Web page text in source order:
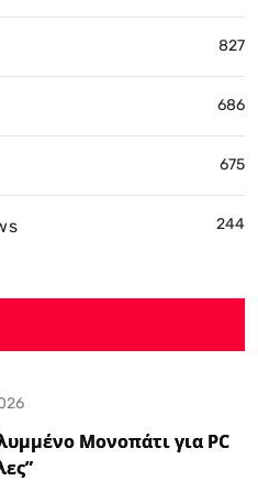
827
686
675
244
Μονοπάτι για PC